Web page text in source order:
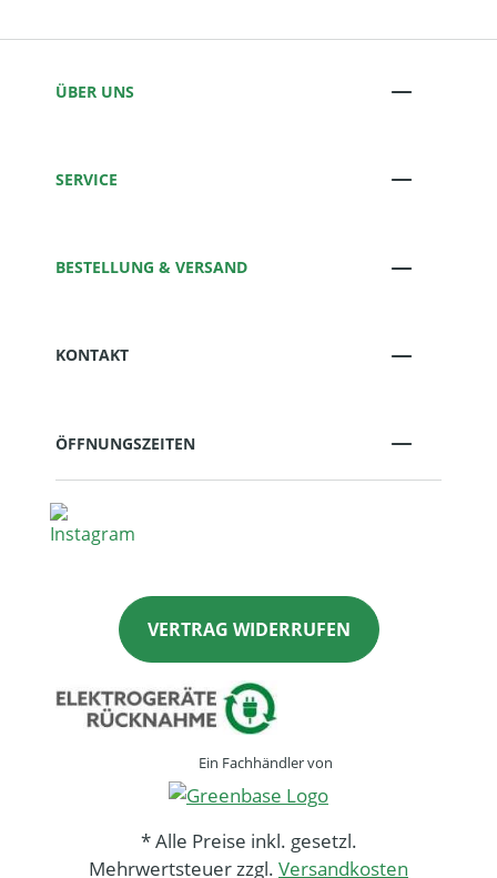
ÜBER UNS
SERVICE
BESTELLUNG & VERSAND
KONTAKT
ÖFFNUNGSZEITEN
VERTRAG WIDERRUFEN
Ein Fachhändler von
* Alle Preise inkl. gesetzl.
Mehrwertsteuer zzgl. Versandkosten